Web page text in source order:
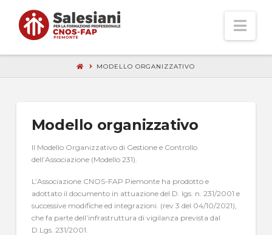
MODELLO ORGANIZZATIVO
Modello organizzativo
Il Modello Organizzativo di Gestione e Controllo
dell’Associazione (Modello 231).
L’Associazione CNOS-FAP Piemonte ha prodotto e
adottato il documento in attuazione del D. lgs. n. 231/2001 e
successive modifiche ed integrazioni. (rev 3 del 04/10/2021),
che fa parte dell’infrastruttura di vigilanza prevista dal
D.Lgs. 231/2001.